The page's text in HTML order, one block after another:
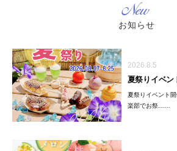
New
お知らせ
2026.8.5
夏祭りイベン
夏祭りイベント
楽部でお祭……